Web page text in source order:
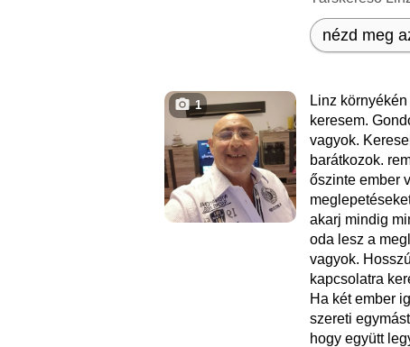
nézd meg
1
Linz
keresem.
vagyok.
barátkozok.
őszinte ember
akarj mindig
oda lesz a
vagyok.
kapcsolatra
Ha két ember
szereti
hogy együtt